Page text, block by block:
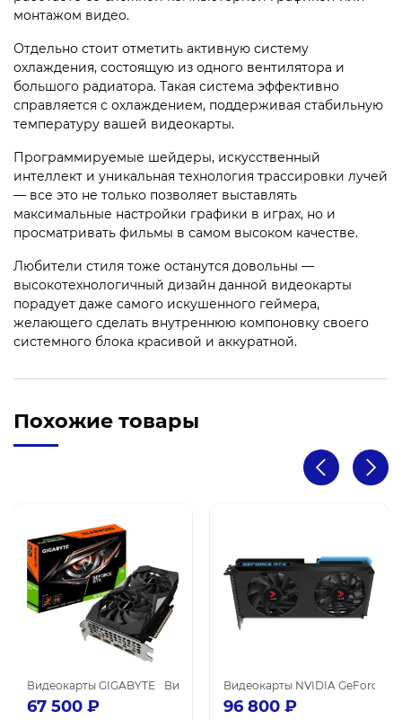
монтажом видео.
Отдельно стоит отметить активную систему
охлаждения, состоящую из одного вентилятора и
большого радиатора. Такая система эффективно
справляется с охлаждением, поддерживая стабильную
температуру вашей видеокарты.
Программируемые шейдеры, искусственный
интеллект и уникальная технология трассировки лучей
— все это не только позволяет выставлять
максимальные настройки графики в играх, но и
просматривать фильмы в самом высоком качестве.
Любители стиля тоже останутся довольны —
высокотехнологичный дизайн данной видеокарты
порадует даже самого искушенного геймера,
желающего сделать внутреннюю компоновку своего
системного блока красивой и аккуратной.
Похожие товары
NVIDIA для майнинга
GeForce RTX 3080 Видеокарты NVIDIA для майнинга
Видеокарты GIGABYTE Видеокарты NVIDIA GeForce GTX 1660
67 500 ₽
Видеокарты NVIDIA GeForce
96 800 ₽